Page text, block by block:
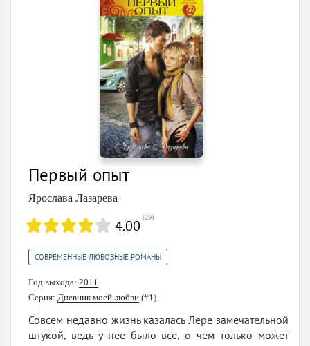
Первый опыт
Ярослава Лазарева
4.00 (29)
СОВРЕМЕННЫЕ ЛЮБОВНЫЕ РОМАНЫ
Год выхода: 2011
Серия: Дневник моей любви (#1)
Совсем недавно жизнь казалась Лере замечательной
штукой, ведь у нее было все, о чем только может